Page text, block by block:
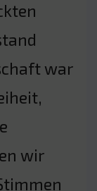
war
wir